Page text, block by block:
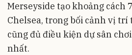
Merseyside tạo khoảng cách
Chelsea, trong bối cảnh vị trí
cũng đủ điều kiện dự sân
nhất.